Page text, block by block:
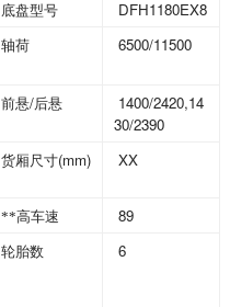
底盘型号 DFH1180EX8
轴荷 6500/11500
前悬/后悬
1400/2420,14
30/2390
货厢尺寸(mm) XX
**高车速 89
轮胎数 6